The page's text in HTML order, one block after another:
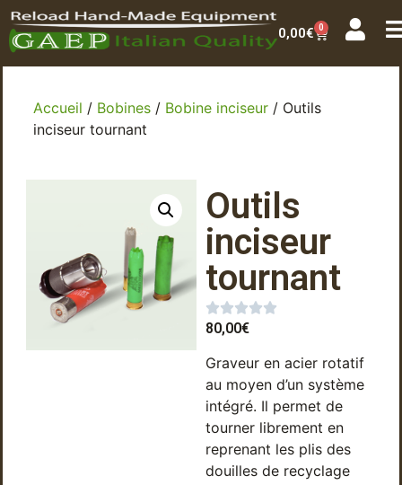
0,00€ 0
Accueil / Bobines / Bobine inciseur / Outils
inciseur tournant
Outils
inciseur
tournant
80,00€
Graveur en acier rotatif
au moyen d’un système
intégré. Il permet de
tourner librement en
reprenant les plis des
douilles de recyclage